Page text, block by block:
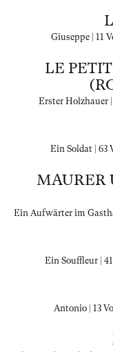
Giuseppe | 11
LE
Erster Holzhauer
Ein Soldat | 63
MAURER
Ein Aufwärter im
Ein Souffleur |
Antonio | 13